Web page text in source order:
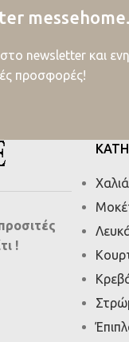
newsletter και
προσφορές!
!
Χαλιά